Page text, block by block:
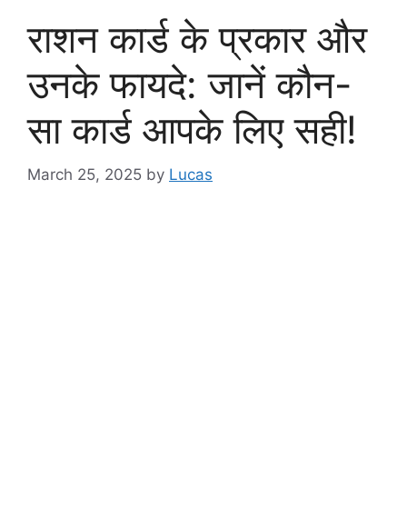
राशन कार्ड के प्रकार और
उनके फायदे: जानें कौन-
सा कार्ड आपके लिए सही!
March 25, 2025 by Lucas